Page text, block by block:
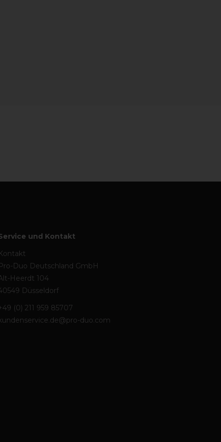
und Kontakt
Duo Deutschland GmbH
Heerdt 104
Düsseldorf
(0) 211 959 85707
duo.com